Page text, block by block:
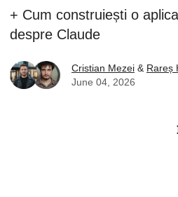
+ Cum construiești o
despre Claude
Cristian Mezei & Rareș
June 04, 2026